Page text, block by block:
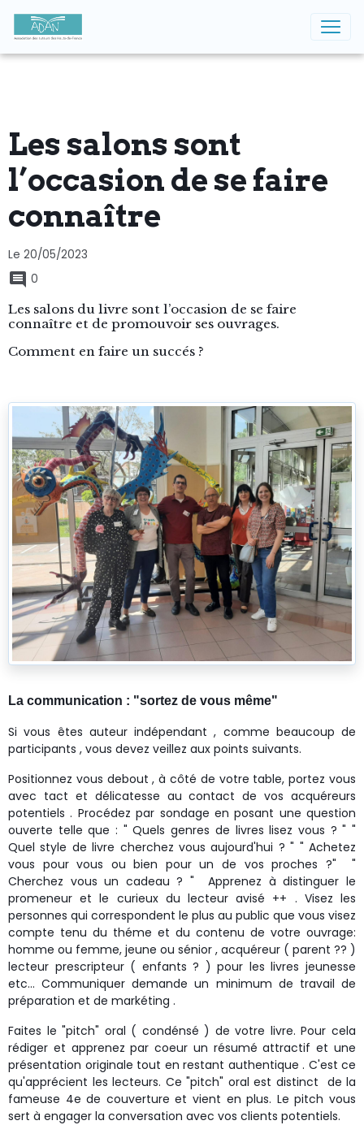
Les salons sont
l’occasion de se faire
connaître
Le 20/05/2023
0
Les salons du livre sont l’occasion de se faire
connaître et de promouvoir ses ouvrages.
Comment en faire un succés ?
La communication : "sortez de vous même"
Si vous êtes auteur indépendant , comme beaucoup de
participants , vous devez veillez aux points suivants.
Positionnez vous debout , à côté de votre table, portez vous
avec tact et délicatesse au contact de vos acquéreurs
potentiels . Procédez par sondage en posant une question
ouverte telle que : " Quels genres de livres lisez vous ? " "
Quel style de livre cherchez vous aujourd'hui ? " " Achetez
vous pour vous ou bien pour un de vos proches ?" "
Cherchez vous un cadeau ? " Apprenez à distinguer le
promeneur et le curieux du lecteur avisé ++ . Visez les
personnes qui correspondent le plus au public que vous visez
compte tenu du théme et du contenu de votre ouvrage:
homme ou femme, jeune ou sénior , acquéreur ( parent ?? )
lecteur prescripteur ( enfants ? ) pour les livres jeunesse
etc... Communiquer demande un minimum de travail de
préparation et de markéting .
Faites le "pitch" oral ( condénsé ) de votre livre. Pour cela
rédiger et apprenez par coeur un résumé attractif et une
présentation originale tout en restant authentique . C'est ce
qu'apprécient les lecteurs. Ce "pitch" oral est distinct de la
fameuse 4e de couverture et vient en plus. Le pitch vous
sert à engager la conversation avec vos clients potentiels.